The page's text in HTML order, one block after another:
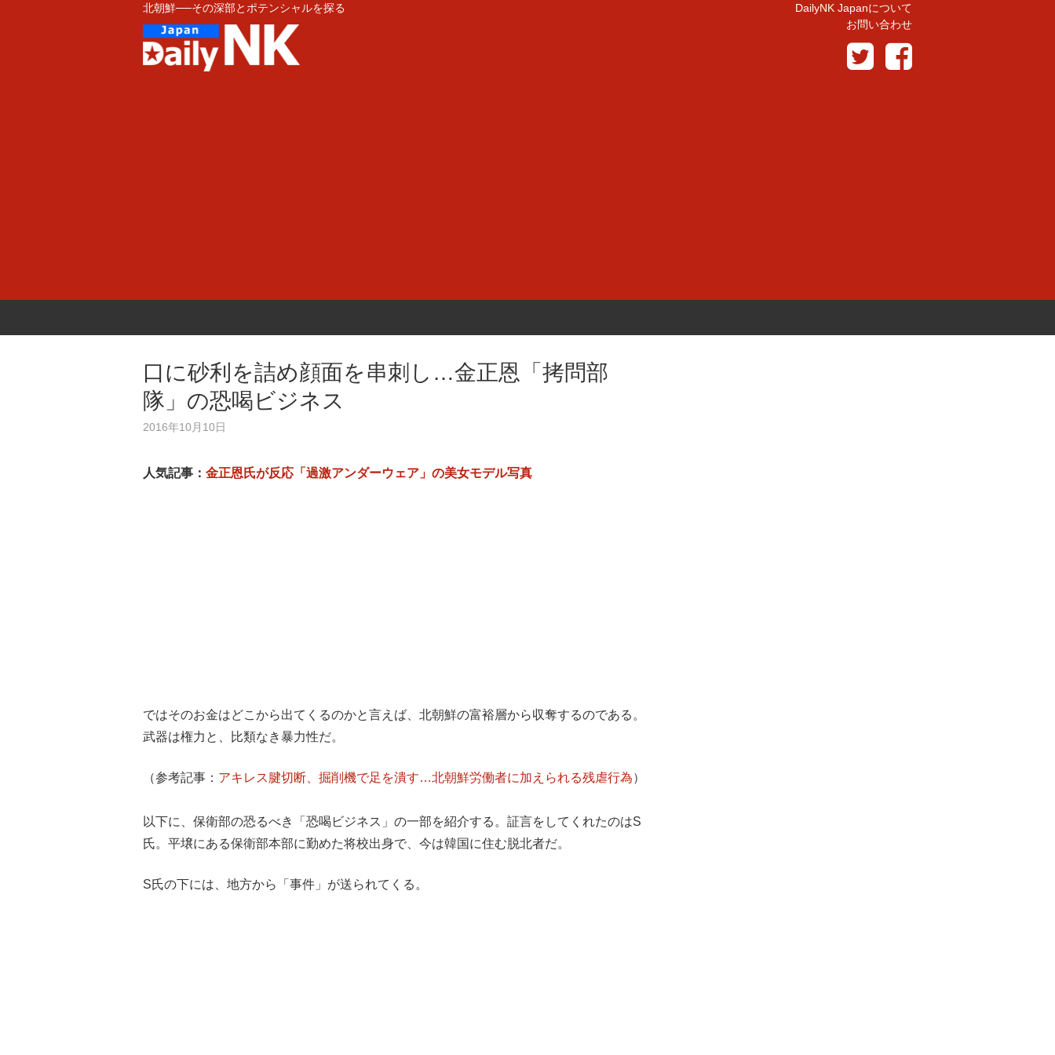
北朝鮮──その深部とポテンシャルを探る
DailyNK Japanについて
お問い合わせ
口に砂利を詰め顔面を串刺し…金正恩「拷問部
隊」の恐喝ビジネス
2016年10月10日
人気記事： 金正恩氏が反応「過激アンダーウェア」の美女モデル写真
ではそのお金はどこから出てくるのかと言えば、北朝鮮の富裕層から収奪するのである。
武器は権力と、比類なき暴力性だ。
（参考記事： アキレス腱切断、掘削機で足を潰す…北朝鮮労働者に加えられる残虐行為）
以下に、保衛部の恐るべき「恐喝ビジネス」の一部を紹介する。証言をしてくれたのはS
氏。平壌にある保衛部本部に勤めた将校出身で、今は韓国に住む脱北者だ。
S氏の下には、地方から「事件」が送られてくる。